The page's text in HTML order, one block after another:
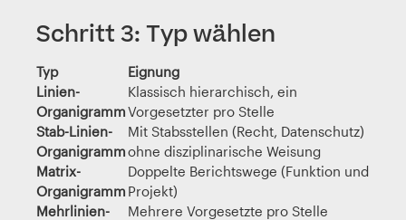
Schritt 3: Typ wählen
Typ
Eignung
Linien-
Organigramm
Klassisch hierarchisch, ein
Vorgesetzter pro Stelle
Stab-Linien-
Organigramm
Mit Stabsstellen (Recht, Datenschutz)
ohne disziplinarische Weisung
Matrix-
Organigramm
Doppelte Berichtswege (Funktion und
Projekt)
Mehrlinien-
Mehrere Vorgesetzte pro Stelle